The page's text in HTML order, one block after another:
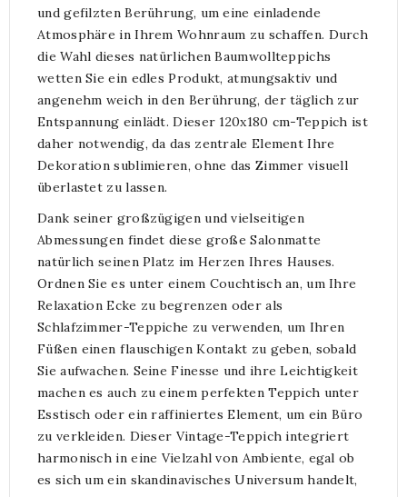
und gefilzten Berührung, um eine einladende
Atmosphäre in Ihrem Wohnraum zu schaffen. Durch
die Wahl dieses natürlichen Baumwollteppichs
wetten Sie ein edles Produkt, atmungsaktiv und
angenehm weich in den Berührung, der täglich zur
Entspannung einlädt. Dieser 120x180 cm-Teppich ist
daher notwendig, da das zentrale Element Ihre
Dekoration sublimieren, ohne das Zimmer visuell
überlastet zu lassen.
Dank seiner großzügigen und vielseitigen
Abmessungen findet diese große Salonmatte
natürlich seinen Platz im Herzen Ihres Hauses.
Ordnen Sie es unter einem Couchtisch an, um Ihre
Relaxation Ecke zu begrenzen oder als
Schlafzimmer-Teppiche zu verwenden, um Ihren
Füßen einen flauschigen Kontakt zu geben, sobald
Sie aufwachen. Seine Finesse und ihre Leichtigkeit
machen es auch zu einem perfekten Teppich unter
Esstisch oder ein raffiniertes Element, um ein Büro
zu verkleiden. Dieser Vintage-Teppich integriert
harmonisch in eine Vielzahl von Ambiente, egal ob
es sich um ein skandinavisches Universum handelt,